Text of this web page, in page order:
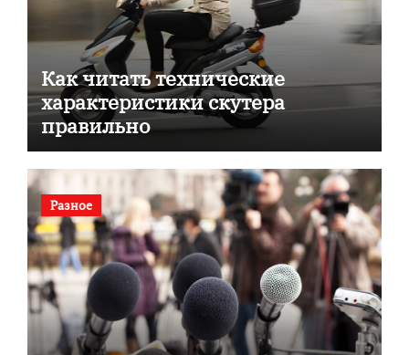
Как читать технические
характеристики скутера
правильно
Разное